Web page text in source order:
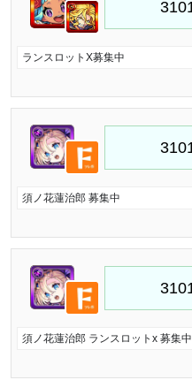
ランスロットX募集中
須ノ花蓮治郎 募集中
須ノ花蓮治郎 ランスロットx 募集中